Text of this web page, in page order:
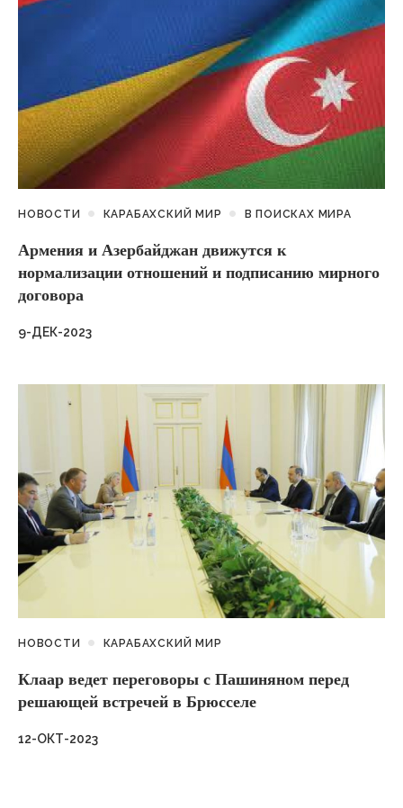
НОВОСТИ КАРАБАХСКИЙ МИР В ПОИСКАХ МИРА
Армения и Азербайджан движутся к
нормализации отношений и подписанию мирного
договора
9-ДЕК-2023
НОВОСТИ КАРАБАХСКИЙ МИР
Клаар ведет переговоры с Пашиняном перед
решающей встречей в Брюсселе
12-ОКТ-2023